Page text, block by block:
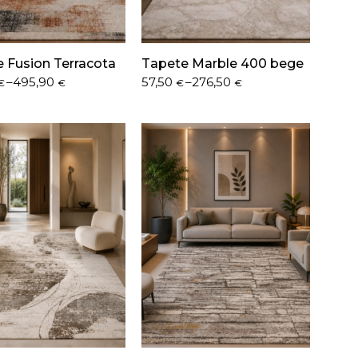
Fusion Terracota
–495,90€
€
Tapete Marble 400 bege
57,50 €–276,50€
Price
through
276,50 €